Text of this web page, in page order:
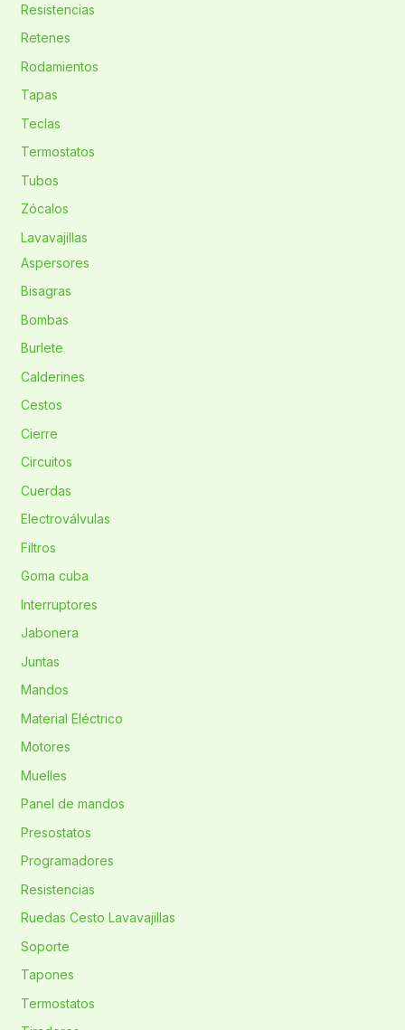
Resistencias
Retenes
Rodamientos
Tapas
Teclas
Termostatos
Tubos
Zócalos
Lavavajillas
Aspersores
Bisagras
Bombas
Burlete
Calderines
Cestos
Cierre
Circuitos
Cuerdas
Electroválvulas
Filtros
Goma cuba
Interruptores
Jabonera
Juntas
Mandos
Material Eléctrico
Motores
Muelles
Panel de mandos
Presostatos
Programadores
Resistencias
Ruedas Cesto Lavavajillas
Soporte
Tapones
Termostatos